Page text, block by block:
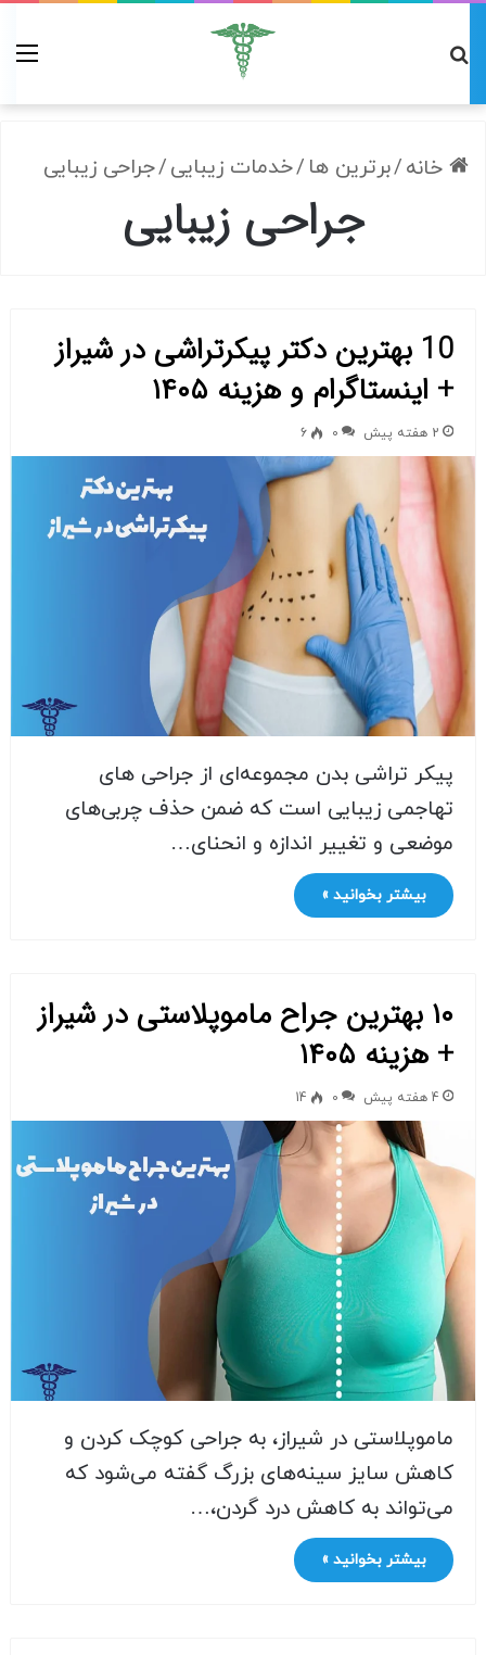
خانه/برترین ها /خدمات زیبایی/جراحی زیبایی
جراحی زیبایی
10 بهترین دکتر پیکرتراشی در شیراز
+ اینستاگرام و هزینه ۱۴۰۵
2 هفته پیش 0
6
پیکر تراشی بدن مجموعه‌ای از جراحی های
تهاجمی زیبایی است که ضمن حذف چربی‌های
موضعی و تغییر اندازه و انحنای…
بیشتر بخوانید »
۱۰ بهترین جراح ماموپلاستی در شیراز
+ هزینه ۱۴۰۵
4 هفته پیش 0
14
ماموپلاستی در شیراز، به جراحی کوچک کردن و
کاهش سایز سینه‌های بزرگ گفته می‌شود که
می‌تواند به کاهش درد گردن،…
بیشتر بخوانید »